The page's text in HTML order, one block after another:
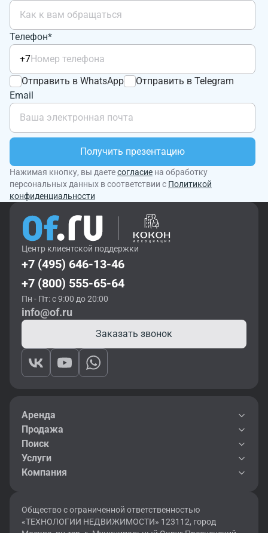
Телефон*
+7
Отправить в WhatsApp
Отправить в Telegram
Email
Получить презентацию
Нажимая кнопку, вы даетесогласие на обработку
персональных данных в соответствии с Политикой
конфиденциальности
Центр клиентской поддержки
+7 (495) 646-13-46
+7 (800) 555-65-64
Пн - Пт: с 9:00 до 20:00
info@of.ru
Заказать звонок
Аренда
Продажа
Поиск
Услуги
Компания
Общество с ограниченной ответственностью
«ТЕХНОЛОГИИ НЕДВИЖИМОСТИ» 123112, город